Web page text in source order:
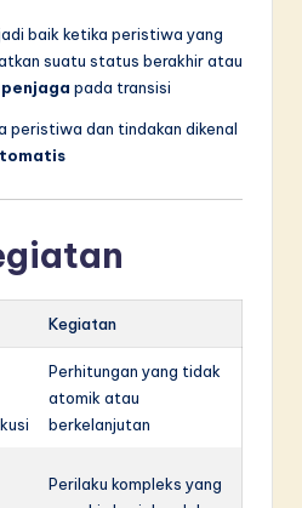
baik ketika peristiwa yang
suatu status berakhir atau
pada transisi
peristiwa dan tindakan dikenal
Kegiatan
Perhitungan yang tidak
atomik atau
berkelanjutan
Perilaku kompleks yang